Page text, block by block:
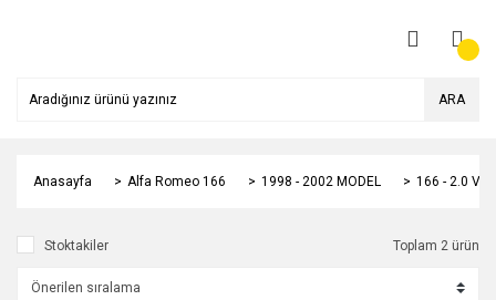
ARA
Anasayfa Alfa Romeo 166 1998 - 2002 MODEL 166 - 2.0 V6
Stoktakiler Toplam 2 ürün